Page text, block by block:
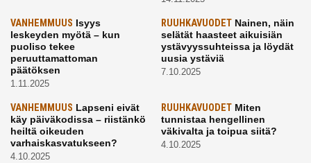
VANHEMMUUS Isyys
leskeyden myötä – kun
puoliso tekee
peruuttamattoman
päätöksen
1.11.2025
RUUHKAVUODETNainen, näin
selätät haasteet aikuisiän
ystävyyssuhteissa ja löydät
uusia ystäviä
7.10.2025
VANHEMMUUS Lapseni eivät
käy päiväkodissa – riistänkö
heiltä oikeuden
varhaiskasvatukseen?
4.10.2025
RUUHKAVUODETMiten
tunnistaa hengellinen
väkivalta ja toipua siitä?
4.10.2025